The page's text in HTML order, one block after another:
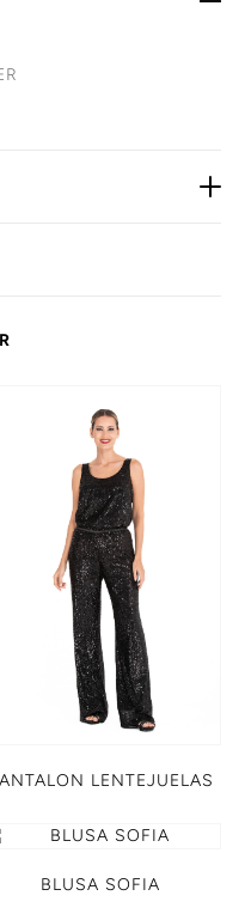
LENTEJUELAS
BLUSA SOFIA